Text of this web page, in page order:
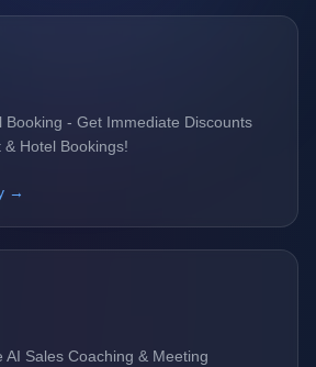
Booking - Get Immediate Discounts
Hotel Bookings!
→
AI Sales Coaching & Meeting